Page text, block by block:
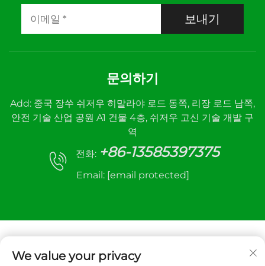
보내기
문의하기
Add: 중국 장쑤 쉬저우 히말라야 로드 동쪽, 리장 로드 남쪽,
안전 기술 산업 공원 A1 건물 4층, 쉬저우 고신 기술 개발 구
역
전화: +86-13585397375
Email: [email protected]
We value your privacy